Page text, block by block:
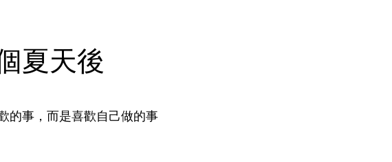
夏天後
的事，而是喜歡自己做的事